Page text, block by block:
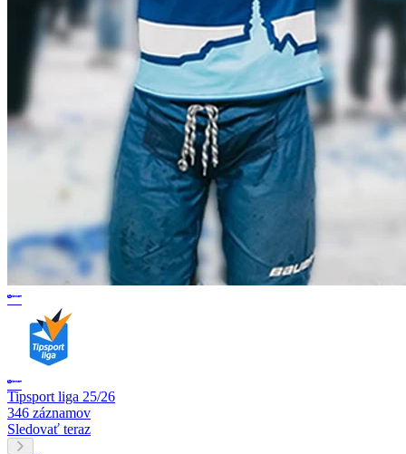
Tipsport liga 25/26
346 záznamov
Sledovať teraz